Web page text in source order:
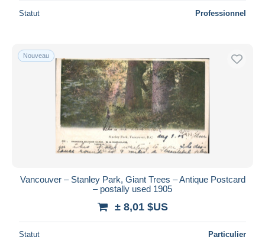
Statut Professionnel
Nouveau
Vancouver – Stanley Park, Giant Trees – Antique Postcard
– postally used 1905
± 8,01 $US
Statut Particulier